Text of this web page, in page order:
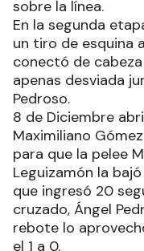
sobre la línea.
En la segunda
un tiro de esquina
conectó de
apenas desviada
Pedroso.
8 de Diciembre
Maximiliano
para que la pelee
Leguizamón la
que ingresó 20
cruzado, Ángel
rebote lo
el 1 a 0.